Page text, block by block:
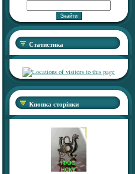
Статистика
Кнопка сторінки